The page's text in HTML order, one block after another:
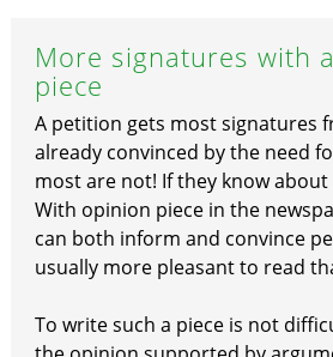
More signatures with
piece
A petition gets most signatures
already convinced by the need
most are not! If they know
With opinion piece in the
can both inform and convince
usually more pleasant to read
To write such a piece is not